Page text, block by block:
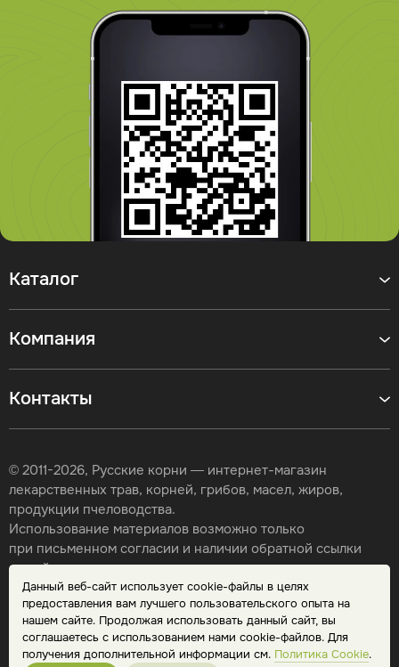
Данный веб-сайт использует cookie-файлы в целях
предоставления вам лучшего пользовательского опыта на
нашем сайте. Продолжая использовать данный сайт, вы
соглашаетесь с использованием нами cookie-файлов. Для
получения дополнительной информации см. Политика Cookie.
Контакты
Каталог
Компания
© 2011-2026, Русские корни — интернет-магазин
лекарственных трав, корней, грибов, масел, жиров,
продукции пчеловодства.
Использование материалов возможно только
при письменном согласии и наличии обратной ссылки
на сайт.
Карта сайта
Политика конфиденциальности
Публичная оферта
Обработка персональных данных